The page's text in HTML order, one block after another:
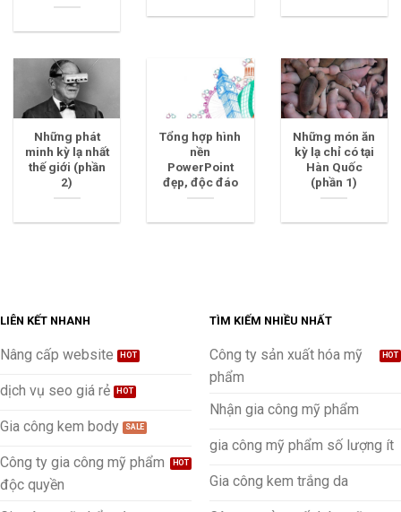
Những phát
minh kỳ lạ nhất
thế giới (phần
2)
Tổng hợp hình
nền
PowerPoint
đẹp, độc đáo
Những món ăn
kỳ lạ chỉ có tại
Hàn Quốc
(phần 1)
LIÊN KẾT NHANH
Nâng cấp website
dịch vụ seo giá rẻ
Gia công kem body
Công ty gia công mỹ phẩm
độc quyền
TÌM KIẾM NHIỀU NHẤT
Công ty sản xuất hóa mỹ
phẩm
Nhận gia công mỹ phẩm
gia công mỹ phẩm số lượng ít
Gia công kem trắng da